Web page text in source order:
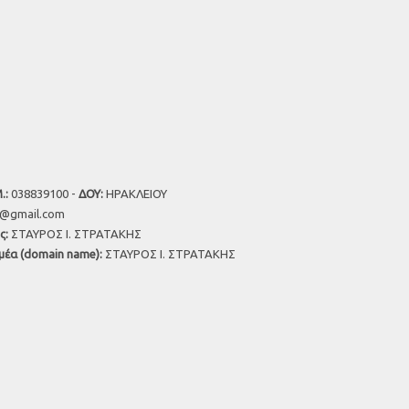
038839100 - ΔΟΥ: ΗΡΑΚΛΕΙΟΥ
ΣΤΑΥΡΟΣ Ι. ΣΤΡΑΤΑΚΗΣ
(domain name): ΣΤΑΥΡΟΣ Ι. ΣΤΡΑΤΑΚΗΣ